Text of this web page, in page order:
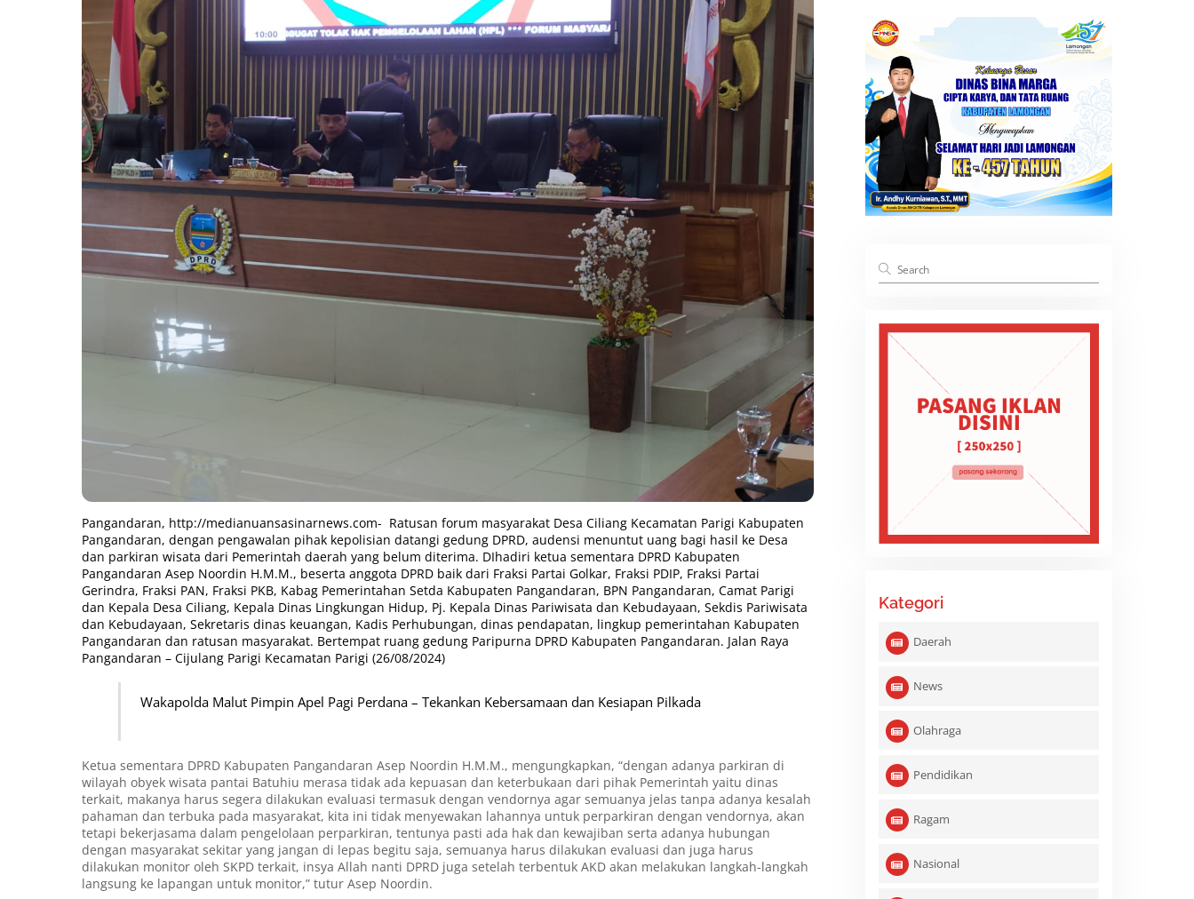
Pangandaran, http://medianuansasinarnews.com- Ratusan forum masyarakat Desa Ciliang Kecamatan Parigi Kabupaten
Pangandaran, dengan pengawalan pihak kepolisian datangi gedung DPRD, audensi menuntut uang bagi hasil ke Desa
dan parkiran wisata dari Pemerintah daerah yang belum diterima. DIhadiri ketua sementara DPRD Kabupaten
Pangandaran Asep Noordin H.M.M., beserta anggota DPRD baik dari Fraksi Partai Golkar, Fraksi PDIP, Fraksi Partai
Gerindra, Fraksi PAN, Fraksi PKB, Kabag Pemerintahan Setda Kabupaten Pangandaran, BPN Pangandaran, Camat Parigi
dan Kepala Desa Ciliang, Kepala Dinas Lingkungan Hidup, Pj. Kepala Dinas Pariwisata dan Kebudayaan, Sekdis Pariwisata
dan Kebudayaan, Sekretaris dinas keuangan, Kadis Perhubungan, dinas pendapatan, lingkup pemerintahan Kabupaten
Pangandaran dan ratusan masyarakat. Bertempat ruang gedung Paripurna DPRD Kabupaten Pangandaran. Jalan Raya
Pangandaran – Cijulang Parigi Kecamatan Parigi (26/08/2024)
Wakapolda Malut Pimpin Apel Pagi Perdana – Tekankan Kebersamaan dan Kesiapan Pilkada
Ketua sementara DPRD Kabupaten Pangandaran Asep Noordin H.M.M., mengungkapkan, “dengan adanya parkiran di
wilayah obyek wisata pantai Batuhiu merasa tidak ada kepuasan dan keterbukaan dari pihak Pemerintah yaitu dinas
terkait, makanya harus segera dilakukan evaluasi termasuk dengan vendornya agar semuanya jelas tanpa adanya kesalah
pahaman dan terbuka pada masyarakat, kita ini tidak menyewakan lahannya untuk perparkiran dengan vendornya, akan
tetapi bekerjasama dalam pengelolaan perparkiran, tentunya pasti ada hak dan kewajiban serta adanya hubungan
dengan masyarakat sekitar yang jangan di lepas begitu saja, semuanya harus dilakukan evaluasi dan juga harus
dilakukan monitor oleh SKPD terkait, insya Allah nanti DPRD juga setelah terbentuk AKD akan melakukan langkah-langkah
langsung ke lapangan untuk monitor,” tutur Asep Noordin.
Kategori
Daerah
News
Olahraga
Pendidikan
Ragam
Nasional